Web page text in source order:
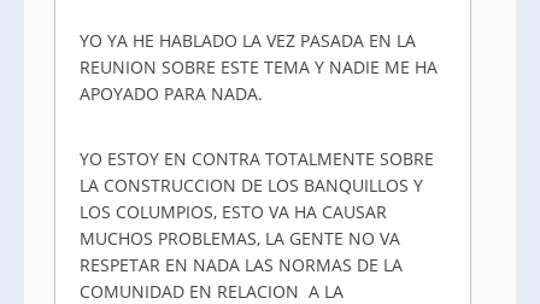
YO YA HE HABLADO LA VEZ PASADA EN LA
REUNION SOBRE ESTE TEMA Y NADIE ME HA
APOYADO PARA NADA.
YO ESTOY EN CONTRA TOTALMENTE SOBRE
LA CONSTRUCCION DE LOS BANQUILLOS Y
LOS COLUMPIOS, ESTO VA HA CAUSAR
MUCHOS PROBLEMAS, LA GENTE NO VA
RESPETAR EN NADA LAS NORMAS DE LA
COMUNIDAD EN RELACION A LA